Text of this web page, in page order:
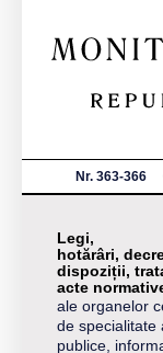
Nr. 363-366
Legi,
hotărâri,
dispoziții,
acte
ale organelor
de specialitate
publice,